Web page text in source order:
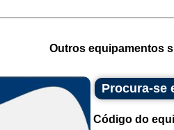
Outros equipamentos
Procura-se
Código do